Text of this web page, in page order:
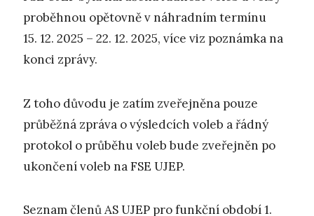
proběhnou opětovně v náhradním termínu
15. 12. 2025 – 22. 12. 2025, více viz poznámka na
konci zprávy.
Z toho důvodu je zatím zveřejněna pouze
průběžná zpráva o výsledcích voleb a řádný
protokol o průběhu voleb bude zveřejněn po
ukončení voleb na FSE UJEP.
Seznam členů AS UJEP pro funkční období 1.